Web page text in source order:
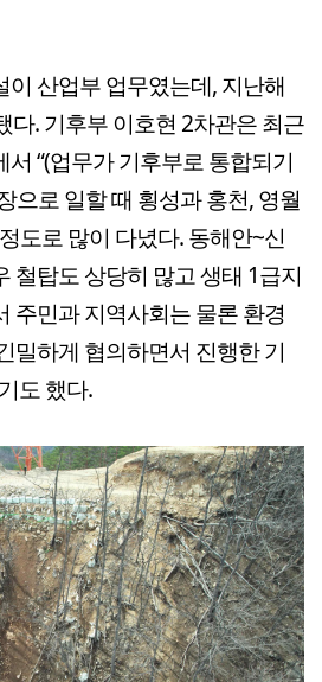
이 산업부 업무였는데, 지난해
다. 기후부 이호현 2차관은 최근
“(업무가 기후부로 통합되기
으로 일할 때 횡성과 홍천, 영월
도로 많이 다녔다. 동해안~신
철탑도 상당히 많고 생태 1급지
주민과 지역사회는 물론 환경
밀하게 협의하면서 진행한 기
도 했다.